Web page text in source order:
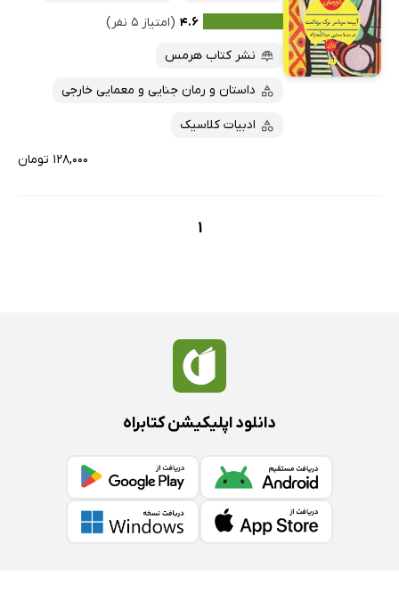
۴.۶ (امتیاز ۵ نفر)
نشر کتاب هرمس
داستان و رمان جنایی و معمایی خارجی
ادبیات کلاسیک
۱۲۸,۰۰۰ تومان
1
دانلود اپلیکیشن کتابراه